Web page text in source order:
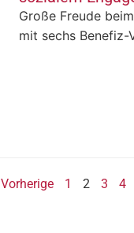
Große Freude
mit sechs Benefiz-
Vorherige 1 2 3 4